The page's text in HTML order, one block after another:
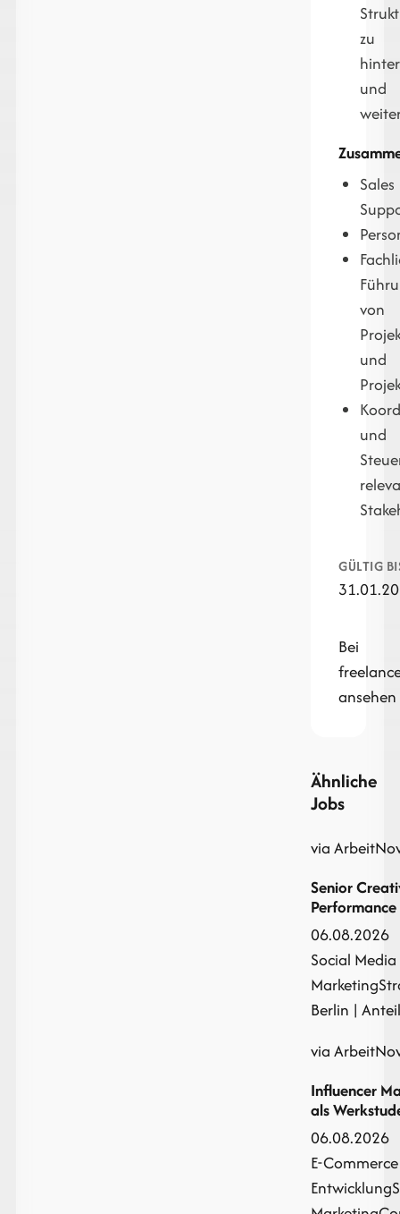
zu
und
Sales
von
und
und
GÜLTIG
Bei
ansehen
Ähnliche
Jobs
via
Senior
06.08.2026
Social
Marketing
Berlin |
via
Influencer
als
06.08.2026
E-
Entwicklung